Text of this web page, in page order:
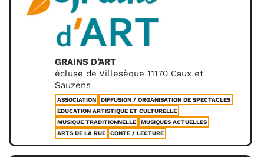
GRAINS D’ART
écluse de Villesèque 11170 Caux et
Sauzens
ASSOCIATION
DIFFUSION / ORGANISATION DE SPECTACLES
EDUCATION ARTISTIQUE ET CULTURELLE
MUSIQUE TRADITIONNELLE
MUSIQUES ACTUELLES
ARTS DE LA RUE
CONTE / LECTURE